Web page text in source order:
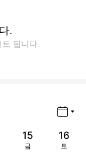
.
됩니다.
15
금
16
토